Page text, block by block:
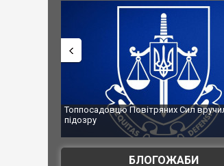
Топпосадовцю Повітряних Сил вручили нову
підозру
БЛОГОЖАБИ